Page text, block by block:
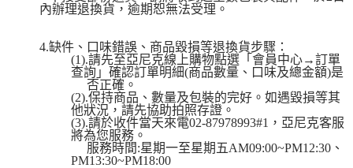
內辦理退換貨，逾期恕無法受理。
4.缺件、口味錯誤、商品毀損等退換貨步驟：
(1).請先至亞尼克線上購物點選「會員中心→訂單
查詢」確認訂單明細(商品數量、口味及總金額)是
否正確。
(2).保持商品、數量及包裝的完好。如遇毀損等其
他狀況，請先協助拍照存證。
(3).請於收件當天來電02-87978993#1，亞尼克客服
將為您服務。
服務時間:星期一至星期五AM09:00~PM12:30、
PM13:30~PM18:00